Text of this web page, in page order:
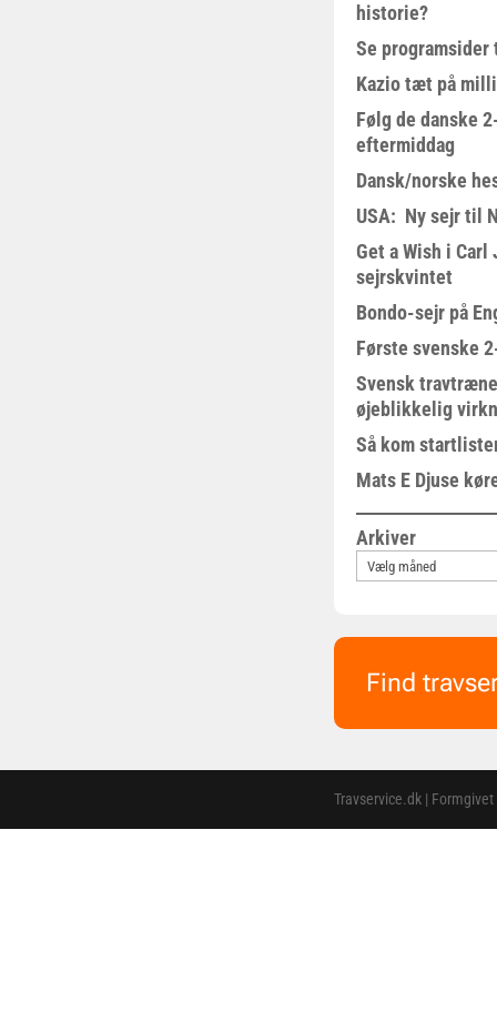
historie?
Se
Kazio tæt på
Følg de danske
eftermiddag
Dansk/norske
USA: Ny sejr til
Get a Wish i Carl
sejrskvintet
Bondo-sejr på
Første svenske
Svensk
øjeblikkelig
Så kom
Mats E Djuse
Arkiver
Find
Travservice.dk |